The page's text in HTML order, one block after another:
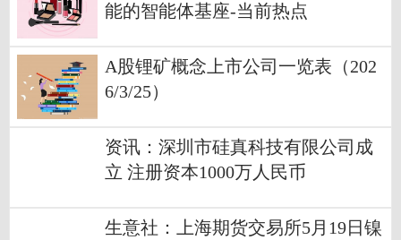
能的智能体基座-当前热点
A股锂矿概念上市公司一览表（202
6/3/25）
资讯：深圳市硅真科技有限公司成
立 注册资本1000万人民币
生意社：上海期货交易所5月19日镍